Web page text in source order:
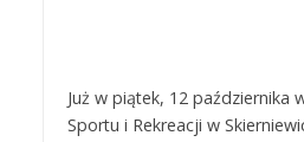
Już w piątek, 12 października
Sportu i Rekreacji w